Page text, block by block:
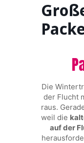
Die
der Flucht
raus.
weil die
auf der